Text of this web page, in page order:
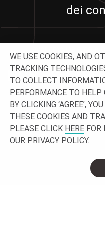
dei
NON ESITARE
WE USE COOKIES, AND
TRACKING
TO COLLECT
PERFORMANCE TO
BY CLICKING ‘AGREE’,
THESE COOKIES AND
PLEASE CLICK HERE FOR
OUR PRIVACY POLICY.